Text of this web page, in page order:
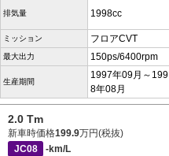
排気量 1998cc
ミッション フロアCVT
最大出力 150ps/6400rpm
生産期間
1997年09月～199
8年08月
2.0 Tm
新車時価格199.9万円(税抜)
JC08
-km/L